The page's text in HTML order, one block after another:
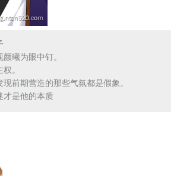
曦为眼中钉。
。
前期营造的那些气氛都是假象。
才是他的本质